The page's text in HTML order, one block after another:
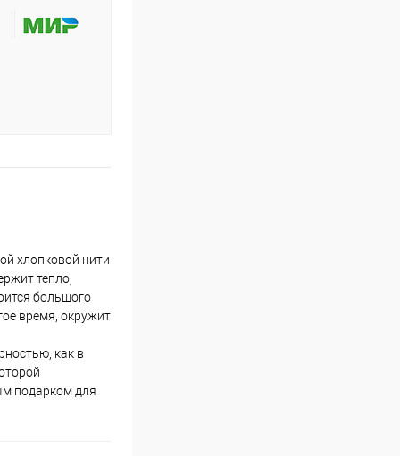
хлопковой нити
тепло,
большого
время, окружит
как в
подарком для